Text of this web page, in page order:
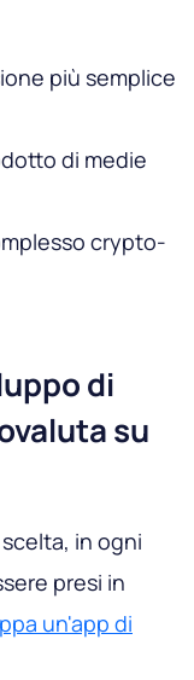
più semplice
di medie
crypto-
di
su
in ogni
presi in
un'app di